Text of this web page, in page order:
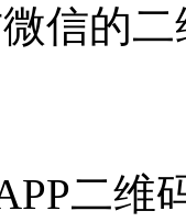
信的二
二维